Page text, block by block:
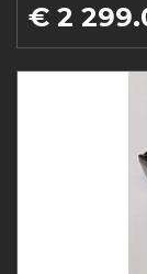
€ 2